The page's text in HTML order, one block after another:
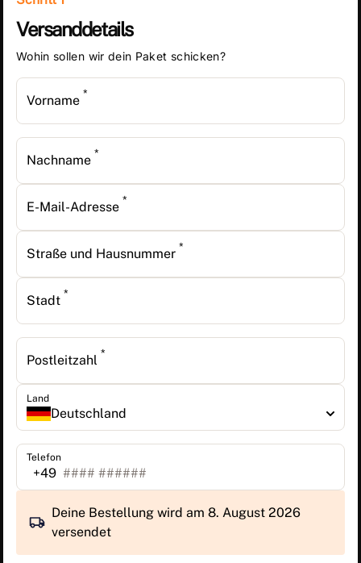
Versanddetails
Wohin sollen wir dein Paket schicken?
Vorname *
Nachname *
E-Mail-Adresse *
Straße und Hausnummer *
Stadt *
Postleitzahl *
Land
Deutschland
Telefon
+49
Deine Bestellung wird am 8. August 2026
versendet